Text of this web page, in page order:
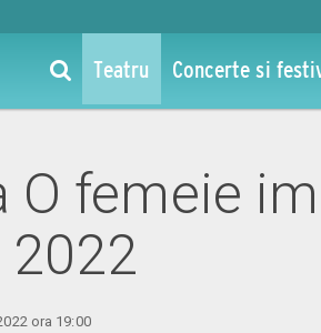
Teatru Concerte si
O femeie
2022
ora 19:00